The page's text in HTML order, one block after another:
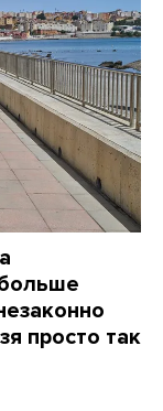
просто так